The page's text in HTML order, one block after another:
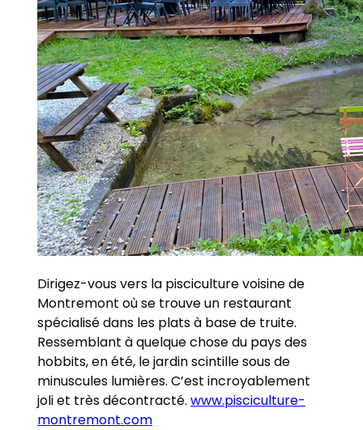
Dirigez-vous vers la pisciculture voisine de
Montremont où se trouve un restaurant
spécialisé dans les plats à base de truite.
Ressemblant à quelque chose du pays des
hobbits, en été, le jardin scintille sous de
minuscules lumières. C’est incroyablement
joli et très décontracté.www.pisciculture-
montremont.com